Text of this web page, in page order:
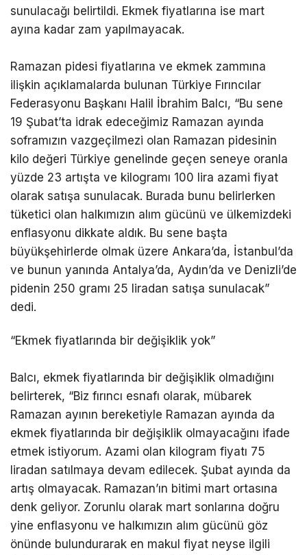
sunulacağı belirtildi. Ekmek fiyatlarına ise mart
ayına kadar zam yapılmayacak.
Ramazan pidesi fiyatlarına ve ekmek zammına
ilişkin açıklamalarda bulunan Türkiye Fırıncılar
Federasyonu Başkanı Halil İbrahim Balcı, “Bu sene
19 Şubat’ta idrak edeceğimiz Ramazan ayında
soframızın vazgeçilmezi olan Ramazan pidesinin
kilo değeri Türkiye genelinde geçen seneye oranla
yüzde 23 artışta ve kilogramı 100 lira azami fiyat
olarak satışa sunulacak. Burada bunu belirlerken
tüketici olan halkımızın alım gücünü ve ülkemizdeki
enflasyonu dikkate aldık. Bu sene başta
büyükşehirlerde olmak üzere Ankara’da, İstanbul’da
ve bunun yanında Antalya’da, Aydın’da ve Denizli’de
pidenin 250 gramı 25 liradan satışa sunulacak”
dedi.
“Ekmek fiyatlarında bir değişiklik yok”
Balcı, ekmek fiyatlarında bir değişiklik olmadığını
belirterek, “Biz fırıncı esnafı olarak, mübarek
Ramazan ayının bereketiyle Ramazan ayında da
ekmek fiyatlarında bir değişiklik olmayacağını ifade
etmek istiyorum. Azami olan kilogram fiyatı 75
liradan satılmaya devam edilecek. Şubat ayında da
artış olmayacak. Ramazan’ın bitimi mart ortasına
denk geliyor. Zorunlu olarak mart sonlarına doğru
yine enflasyonu ve halkımızın alım gücünü göz
önünde bulundurarak en makul fiyat neyse ilgili